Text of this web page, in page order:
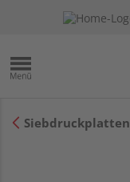
Siebdruckplatten